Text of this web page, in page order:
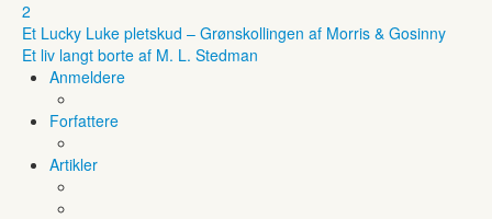
2
Et Lucky Luke pletskud – Grønskollingen af Morris & Gosinny
Et liv langt borte af M. L. Stedman
Anmeldere
Forfattere
Artikler